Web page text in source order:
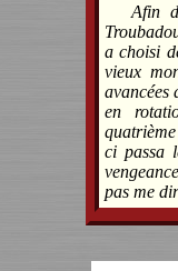
Afin
a choisi
vieux
avancées
en
ci passa
pas me